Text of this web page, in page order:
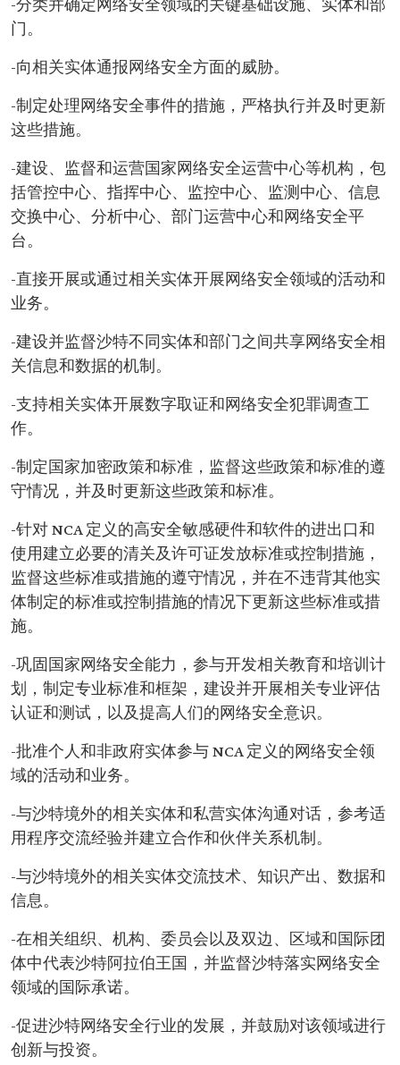
-分类并确定网络安全领域的关键基础设施、实体和部
门。
-向相关实体通报网络安全方面的威胁。
-制定处理网络安全事件的措施，严格执行并及时更新
这些措施。
-建设、监督和运营国家网络安全运营中心等机构，包
括管控中心、指挥中心、监控中心、监测中心、信息
交换中心、分析中心、部门运营中心和网络安全平
台。
-直接开展或通过相关实体开展网络安全领域的活动和
业务。
-建设并监督沙特不同实体和部门之间共享网络安全相
关信息和数据的机制。
-支持相关实体开展数字取证和网络安全犯罪调查工
作。
-制定国家加密政策和标准，监督这些政策和标准的遵
守情况，并及时更新这些政策和标准。
-针对 NCA 定义的高安全敏感硬件和软件的进出口和
使用建立必要的清关及许可证发放标准或控制措施，
监督这些标准或措施的遵守情况，并在不违背其他实
体制定的标准或控制措施的情况下更新这些标准或措
施。
-巩固国家网络安全能力，参与开发相关教育和培训计
划，制定专业标准和框架，建设并开展相关专业评估
认证和测试，以及提高人们的网络安全意识。
-批准个人和非政府实体参与 NCA 定义的网络安全领
域的活动和业务。
-与沙特境外的相关实体和私营实体沟通对话，参考适
用程序交流经验并建立合作和伙伴关系机制。
-与沙特境外的相关实体交流技术、知识产出、数据和
信息。
-在相关组织、机构、委员会以及双边、区域和国际团
体中代表沙特阿拉伯王国，并监督沙特落实网络安全
领域的国际承诺。
-促进沙特网络安全行业的发展，并鼓励对该领域进行
创新与投资。